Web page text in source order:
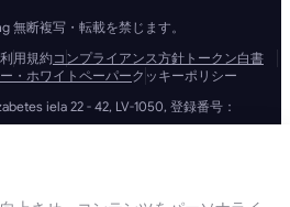
無断複写・転載を禁じます。
利用規約 コンプライアンス方針 トークン白書
・ホワイトペーパークッキーポリシー
iela 22 - 42, LV-1050, 登録番号：
会社番号: 2110978
Road Town, Tortola, British Virgin